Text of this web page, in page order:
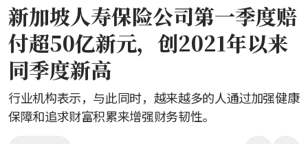
新加坡人寿保险公司第一季度赔
付超50亿新元，创2021年以来
同季度新高
行业机构表示，与此同时，越来越多的人通过加强健康
保障和追求财富积累来增强财务韧性。